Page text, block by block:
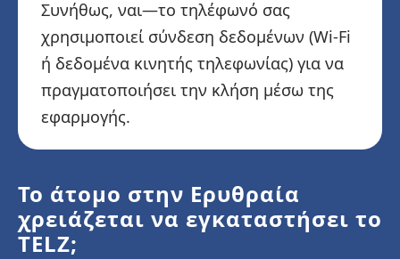
Συνήθως, ναι—το τηλέφωνό σας
χρησιμοποιεί σύνδεση δεδομένων (Wi-Fi
ή δεδομένα κινητής τηλεφωνίας) για να
πραγματοποιήσει την κλήση μέσω της
εφαρμογής.
Το άτομο στην Ερυθραία
χρειάζεται να εγκαταστήσει το
TELZ;